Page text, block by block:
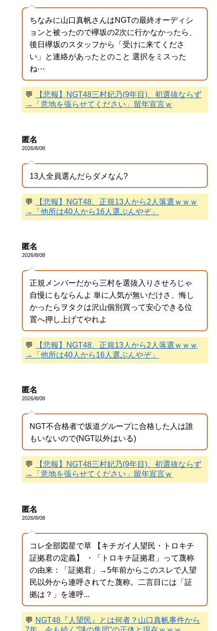
ちなみに山口真帆さんはNGTの最終オーディシ
ョンと被ったので欅坂の2次に行かなかったら、
後日欅坂のスタッフから「受けに来てくださ
い」と連絡があったとのこと 選択をミスった
ね⋯
💬
【悲報】NGT48三村妃乃(9年目)、初選抜ならず
→「意地を張らせてください」留年宣言ｗ
匿名
2026/8/08
13人全員選んだらダメなん?
💬
【悲報】NGT48、正規13人から2人落選ｗｗｗ
→「他所は40人から16人選ぶんやぞ」
匿名
2026/8/08
正規メンバーだから三村を選抜入りさせろじゃ
自慢にもならんよ 単に人気が無いだけさ、悔し
かったらヲタクは沢山個別買って安心できる位
置へ押し上げてやれよ
💬
【悲報】NGT48、正規13人から2人落選ｗｗｗ
→「他所は40人から16人選ぶんやぞ」
匿名
2026/8/08
NGT不合格者で坂道グループに合格した人は誰
もいないので(NGT以外はいる)
💬
【悲報】NGT48三村妃乃(9年目)、初選抜ならず
→「意地を張らせてください」留年宣言ｗ
匿名
2026/8/08
コレ全部図星で草 【キチガイ人望民・トロキチ
証拠君の定義】 ・「トロキチ証拠君」って蔑称
の由来：「証拠君」→5年前からこのスレで人望
民以外から連呼されてた蔑称。二言目には「証
拠は？」を連呼...
💬 NGT48『人望民』とは何者？山口真帆事件から